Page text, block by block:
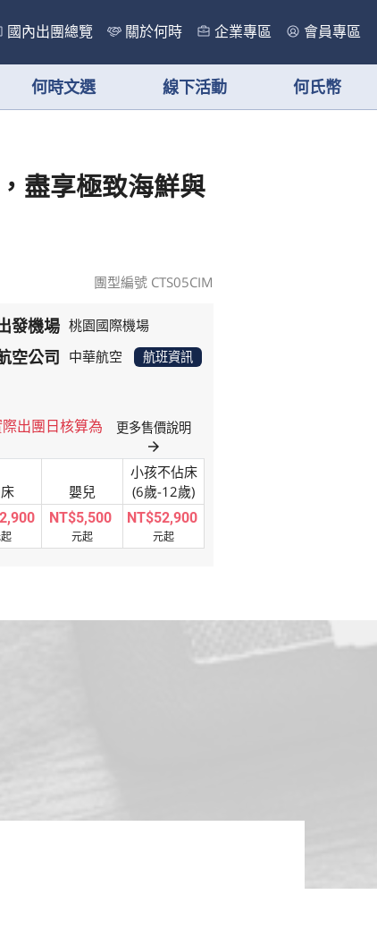
國內出團總覽 關於何時 企業專區 會員專區
何時文選 線下活動 何氏幣
盡享極致海鮮與
團型編號 CTS05CIM
發機場 桃園國際機場
空公司 中華航空 航班資訊
出團日核算為
更多售價說明
arrow_forward
嬰兒
小孩不佔床
(6歲-12歲)
NT$5,500
元起
NT$52,900
元起